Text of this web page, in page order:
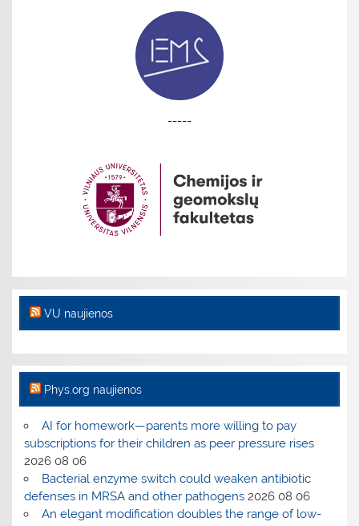
-----
VU naujienos
Phys.org naujienos
AI for homework—parents more willing to pay
subscriptions for their children as peer pressure rises
2026 08 06
Bacterial enzyme switch could weaken antibiotic
defenses in MRSA and other pathogens 2026 08 06
An elegant modification doubles the range of low-